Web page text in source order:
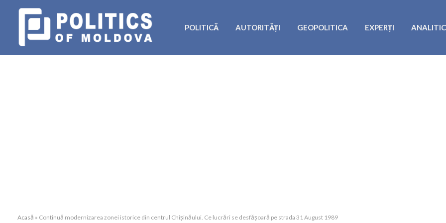
POLITICĂ AUTORITĂȚI GEOPOLITICA EXPERȚI
Acasă » Continuă modernizarea zonei istorice din centrul Chișinăului. Ce lucrări se desfășoară pe strada 31 August 1989